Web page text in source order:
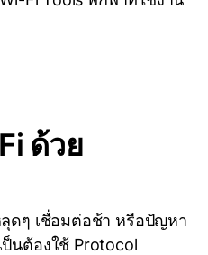
ด้วย
ดๆ เชื่อมต่อช้า หรือปัญหา
ป็นต้องใช้ Protocol